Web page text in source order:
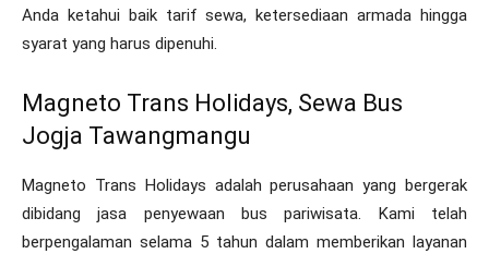
Anda ketahui baik tarif sewa, ketersediaan armada hingga
syarat yang harus dipenuhi.
Magneto Trans Holidays, Sewa Bus
Jogja Tawangmangu
Magneto Trans Holidays adalah perusahaan yang bergerak
dibidang jasa penyewaan bus pariwisata. Kami telah
berpengalaman selama 5 tahun dalam memberikan layanan